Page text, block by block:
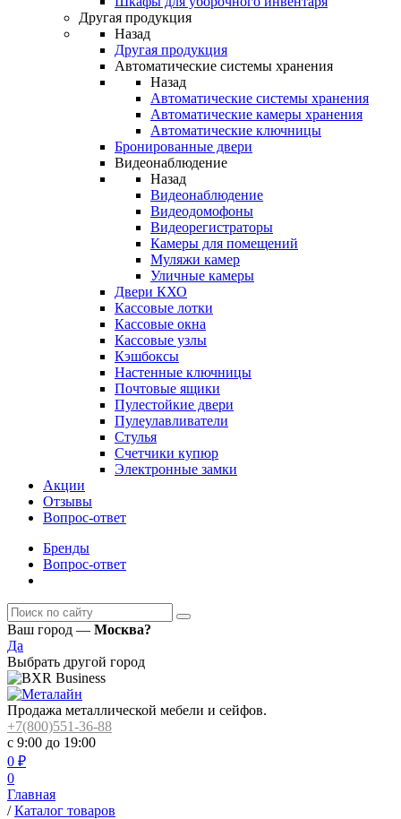
Другая продукция
Назад
Другая продукция
Автоматические системы хранения
Назад
Автоматические системы хранения
Автоматические камеры хранения
Автоматические ключницы
Бронированные двери
Видеонаблюдение
Назад
Видеонаблюдение
Видеодомофоны
Видеорегистраторы
Камеры для помещений
Муляжи камер
Уличные камеры
Двери КХО
Кассовые лотки
Кассовые окна
Кассовые узлы
Кэшбоксы
Настенные ключницы
Почтовые ящики
Пулестойкие двери
Пулеулавливатели
Стулья
Счетчики купюр
Электронные замки
Акции
Отзывы
Вопрос-ответ
Бренды
Вопрос-ответ
Ваш город — Москва?
Да
Выбрать другой город
Продажа металлической мебели и сейфов.
+7(800)551-36-88
с 9:00 до 19:00
0 ₽
0
Главная
/ Каталог товаров